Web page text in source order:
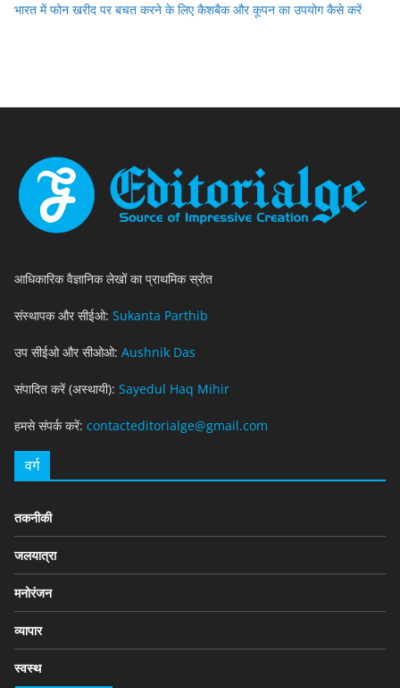
भारत में फोन खरीद पर बचत करने के लिए कैशबैक और कूपन का उपयोग कैसे करें
आधिकारिक वैज्ञानिक लेखों का प्राथमिक स्रोत
संस्थापक और सीईओ: Sukanta Parthib
उप सीईओ और सीओओ: Aushnik Das
संपादित करें (अस्थायी): Sayedul Haq Mihir
हमसे संपर्क करें: contacteditorialge@gmail.com
वर्ग
तकनीकी
जलयात्रा
मनोरंजन
व्यापार
स्वस्थ